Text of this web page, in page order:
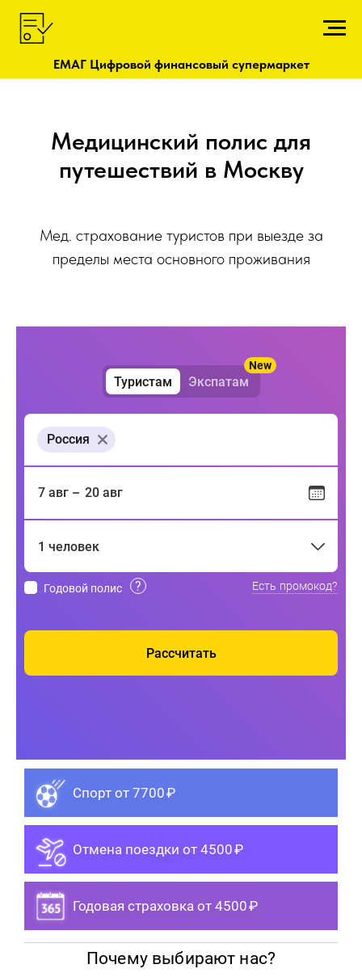
ЕМАГ Цифровой финансовый супермаркет
Медицинский полис для
путешествий в Москву
Мед. страхование туристов при выезде за
пределы места основного проживания